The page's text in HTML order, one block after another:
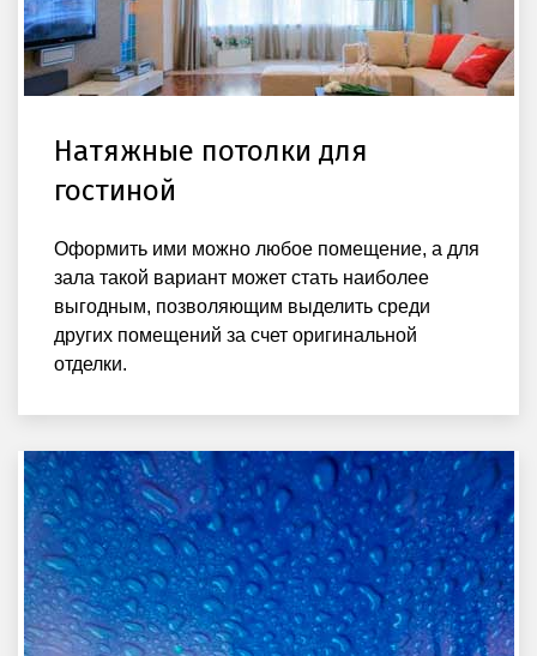
Натяжные потолки для
гостиной
Оформить ими можно любое помещение, а для
зала такой вариант может стать наиболее
выгодным, позволяющим выделить среди
других помещений за счет оригинальной
отделки.